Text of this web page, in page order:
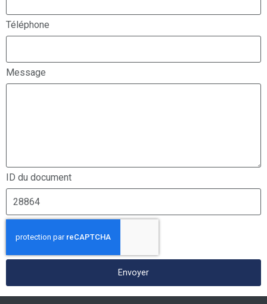
Téléphone
Message
ID du document
Envoyer